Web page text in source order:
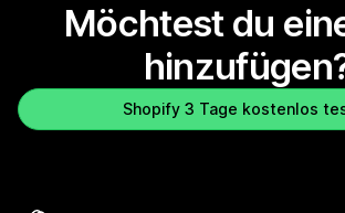
Möchtest du
Shopify 3 Tage kostenlos